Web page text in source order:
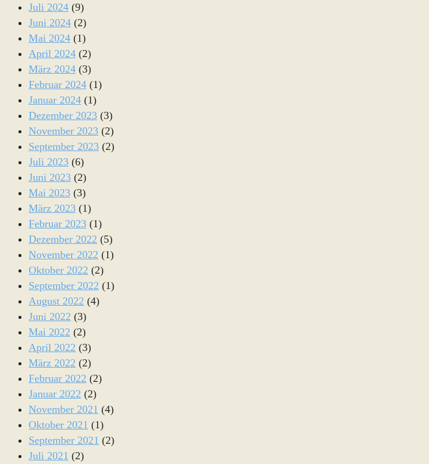
Juli 2024 (9)
Juni 2024 (2)
Mai 2024 (1)
April 2024 (2)
März 2024 (3)
Februar 2024 (1)
Januar 2024 (1)
Dezember 2023 (3)
November 2023 (2)
September 2023 (2)
Juli 2023 (6)
Juni 2023 (2)
Mai 2023 (3)
März 2023 (1)
Februar 2023 (1)
Dezember 2022 (5)
November 2022 (1)
Oktober 2022 (2)
September 2022 (1)
August 2022 (4)
Juni 2022 (3)
Mai 2022 (2)
April 2022 (3)
März 2022 (2)
Februar 2022 (2)
Januar 2022 (2)
November 2021 (4)
Oktober 2021 (1)
September 2021 (2)
Juli 2021 (2)